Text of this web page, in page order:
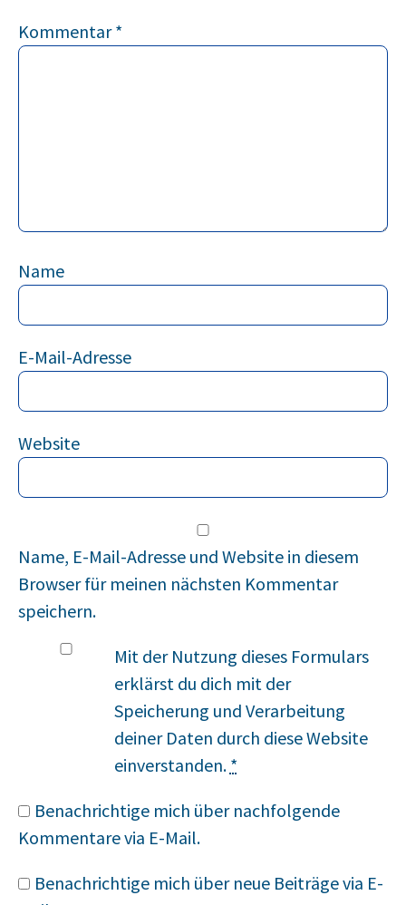
Kommentar*
Name
E-Mail-Adresse
Website
Name, E-Mail-Adresse und Website in diesem
Browser für meinen nächsten Kommentar
speichern.
Mit der Nutzung dieses Formulars
erklärst du dich mit der
Speicherung und Verarbeitung
deiner Daten durch diese Website
einverstanden. *
Benachrichtige mich über nachfolgende
Kommentare via E-Mail.
Benachrichtige mich über neue Beiträge via E-